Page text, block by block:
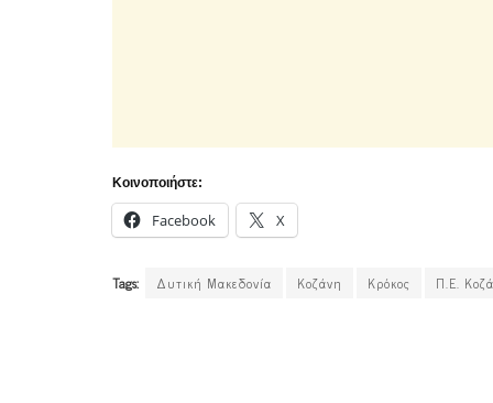
Κοινοποιήστε:
Facebook X
Tags: Δυτική Μακεδονία Κοζάνη Κρόκος Π.Ε.